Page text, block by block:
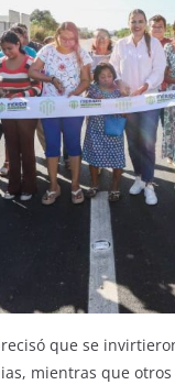
que se
mientras que